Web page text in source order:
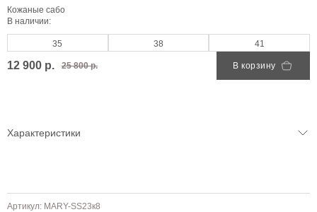
Кожаные сабо
В наличии:
35 38 41
12 900 р. 25 800 р. В корзину
Характеристики
Артикул: MARY-SS23к8